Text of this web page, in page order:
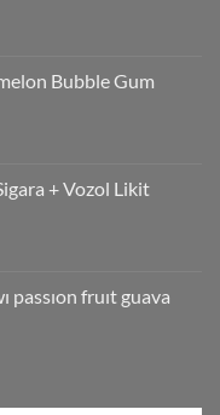
Bubble Gum
+ Vozol Likit
passıon fruıt guava